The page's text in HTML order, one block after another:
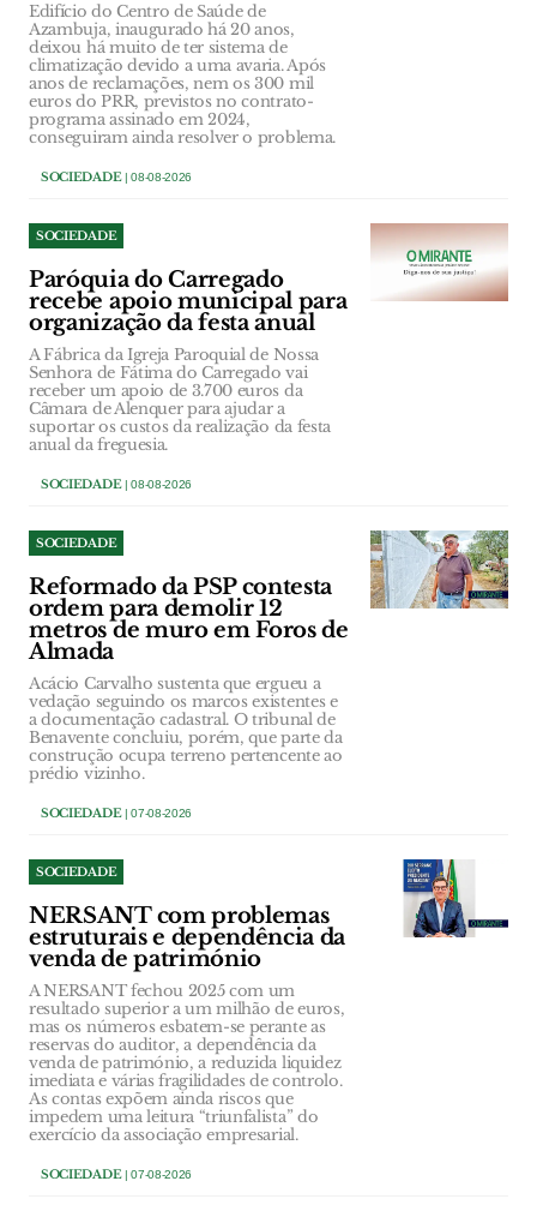
Edifício do Centro de Saúde de
Azambuja, inaugurado há 20 anos,
deixou há muito de ter sistema de
climatização devido a uma avaria. Após
anos de reclamações, nem os 300 mil
euros do PRR, previstos no contrato-
programa assinado em 2024,
conseguiram ainda resolver o problema.
SOCIEDADE| 08-08-2026
SOCIEDADE
Paróquia do Carregado
recebe apoio municipal para
organização da festa anual
A Fábrica da Igreja Paroquial de Nossa
Senhora de Fátima do Carregado vai
receber um apoio de 3.700 euros da
Câmara de Alenquer para ajudar a
suportar os custos da realização da festa
anual da freguesia.
SOCIEDADE| 08-08-2026
SOCIEDADE
Reformado da PSP contesta
ordem para demolir 12
metros de muro em Foros de
Almada
Acácio Carvalho sustenta que ergueu a
vedação seguindo os marcos existentes e
a documentação cadastral. O tribunal de
Benavente concluiu, porém, que parte da
construção ocupa terreno pertencente ao
prédio vizinho.
SOCIEDADE| 07-08-2026
SOCIEDADE
NERSANT com problemas
estruturais e dependência da
venda de património
A NERSANT fechou 2025 com um
resultado superior a um milhão de euros,
mas os números esbatem-se perante as
reservas do auditor, a dependência da
venda de património, a reduzida liquidez
imediata e várias fragilidades de controlo.
As contas expõem ainda riscos que
impedem uma leitura “triunfalista” do
exercício da associação empresarial.
SOCIEDADE| 07-08-2026